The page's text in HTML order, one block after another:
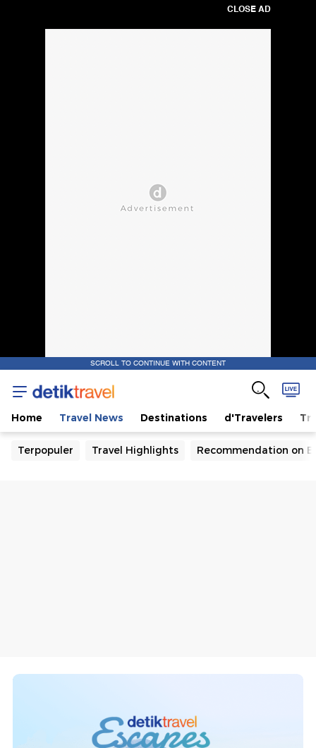
CLOSE AD
SCROLL TO CONTINUE WITH CONTENT
Home Travel News Destinations d'Travelers
Terpopuler Travel Highlights Recommendation on